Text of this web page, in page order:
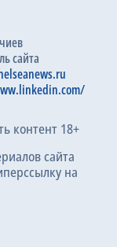
сайта
контент 18+
сайта
на